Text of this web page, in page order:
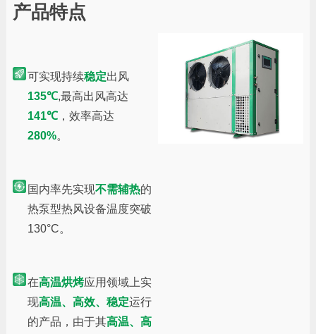
产品特点
可实现持续稳定出风
135℃,最高出风高达
141℃，效率高达
280%。
国内率先实现不需辅热的
热泵型热风设备温度突破
130°C。
在高温烘烤应用领域上实
现高温、高效、稳定运行
的产品，由于其高温、高